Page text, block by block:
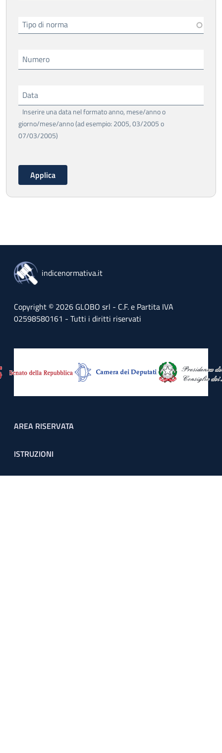
Tipo di norma
Numero
Data
Inserire una data nel formato anno, mese/anno o
giorno/mese/anno (ad esempio: 2005, 03/2005 o
07/03/2005)
indicenormativa.it
Copyright © 2026 GLOBO srl - C.F. e Partita IVA
02598580161 - Tutti i diritti riservati
Footer menu
AREA RISERVATA
ISTRUZIONI